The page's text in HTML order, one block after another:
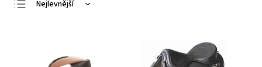
Nejlevnější
Abecedně